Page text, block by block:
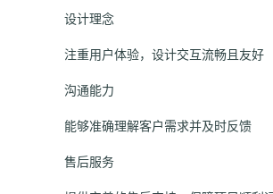
设计理念
注重用户体验，设计交互流畅且友好
沟通能力
能够准确理解客户需求并及时反馈
售后服务